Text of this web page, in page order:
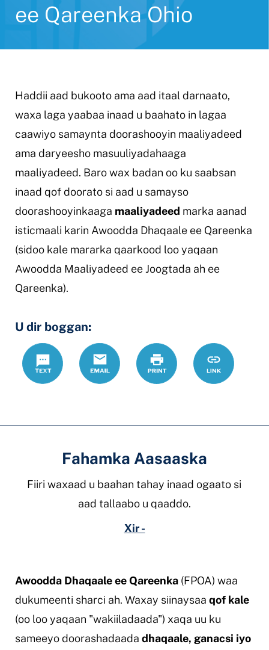
ee Qareenka Ohio
Haddii aad bukooto ama aad itaal darnaato,
waxa laga yaabaa inaad u baahato in lagaa
caawiyo samaynta doorashooyin maaliyadeed
ama daryeesho masuuliyadahaaga
maaliyadeed. Baro wax badan oo ku saabsan
inaad qof doorato si aad u samayso
doorashooyinkaaga maaliyadeed marka aanad
isticmaali karin Awoodda Dhaqaale ee Qareenka
(sidoo kale mararka qaarkood loo yaqaan
Awoodda Maaliyadeed ee Joogtada ah ee
Qareenka).
U dir boggan:
Text
Email Daabac
https://
poa
Link
Fahamka Aasaaska
Fiiri waxaad u baahan tahay inaad ogaato si
aad tallaabo u qaaddo.
Xir -
Awoodda Dhaqaale ee Qareenka(FPOA) waa
dukumeenti sharci ah. Waxay siinaysaa qof kale
(oo loo yaqaan "wakiiladaada") xaqa uu ku
sameeyo doorashadaada dhaqaale, ganacsi iyo